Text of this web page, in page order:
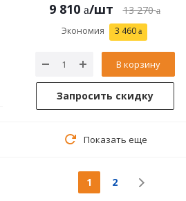
9 810 /шт 13 270
Экономия 3 460
В корзину
Запросить скидку
Показать еще
1 2